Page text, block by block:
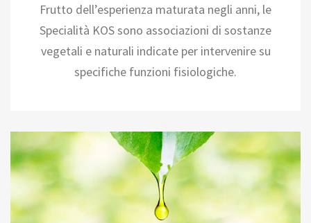
Frutto dell’esperienza maturata negli anni, le
Specialità KOS sono associazioni di sostanze
vegetali e naturali indicate per intervenire su
specifiche funzioni fisiologiche.